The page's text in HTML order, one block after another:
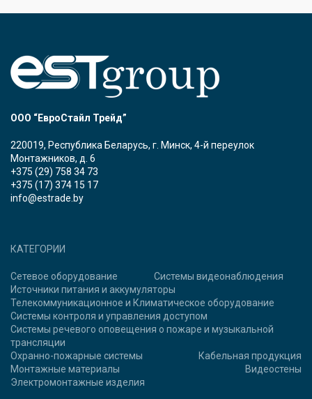
ООО “ЕвроСтайл Трейд”
220019, Республика Беларусь, г. Минск, 4-й переулок
Монтажников, д. 6
+375 (29) 758 34 73
+375 (17) 374 15 17
info@estrade.by
КАТЕГОРИИ
Сетевое оборудование
Системы видеонаблюдения
Источники питания и аккумуляторы
Телекоммуникационное и Климатическое оборудование
Системы контроля и управления доступом
Системы речевого оповещения о пожаре и музыкальной
трансляции
Охранно-пожарные системы
Кабельная продукция
Монтажные материалы
Видеостены
Электромонтажные изделия